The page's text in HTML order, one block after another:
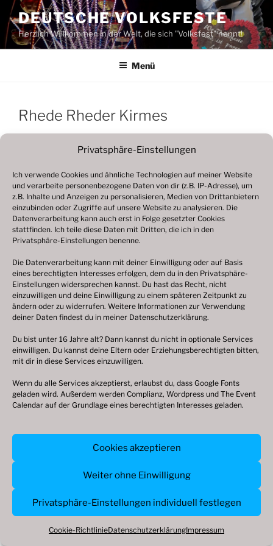
Privatsphäre-Einstellungen
Ich verwende Cookies und ähnliche Technologien auf meiner Website
und verarbeite personenbezogene Daten von dir (z.B. IP-Adresse), um
z.B. Inhalte und Anzeigen zu personalisieren, Medien von Drittanbietern
einzubinden oder Zugriffe auf unsere Website zu analysieren. Die
Datenverarbeitung kann auch erst in Folge gesetzter Cookies
stattfinden. Ich teile diese Daten mit Dritten, die ich in den
Privatsphäre-Einstellungen benenne.
Die Datenverarbeitung kann mit deiner Einwilligung oder auf Basis
eines berechtigten Interesses erfolgen, dem du in den Privatsphäre-
Einstellungen widersprechen kannst. Du hast das Recht, nicht
einzuwilligen und deine Einwilligung zu einem späteren Zeitpunkt zu
ändern oder zu widerrufen. Weitere Informationen zur Verwendung
deiner Daten findest du in meiner Datenschutzerklärung.
Du bist unter 16 Jahre alt? Dann kannst du nicht in optionale Services
einwilligen. Du kannst deine Eltern oder Erziehungsberechtigten bitten,
mit dir in diese Services einzuwilligen.
Wenn du alle Services akzeptierst, erlaubst du, dass Google Fonts
geladen wird. Außerdem werden Complianz, Wordpress und The Event
Calendar auf der Grundlage eines berechtigten Interesses geladen.
Cookies akzeptieren
Weiter ohne Einwilligung
Privatsphäre-Einstellungen individuell festlegen
Cookie-RichtlinieDatenschutzerklärungImpressum
Zum
Inhalt
springen
DEUTSCHE VOLKSFESTE
Herzlich Willkommen in der Welt, die sich "Volksfest" nennt!
Menü
Rhede Rheder Kirmes
© 2009 – 2026 deutsche-volksfeste.de
Datenschutzerklärung|Cookie-Richtlinie
(EU)|Impressum